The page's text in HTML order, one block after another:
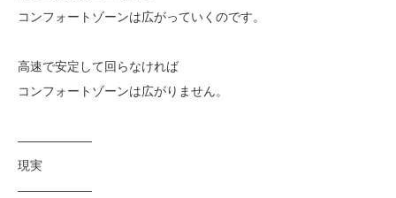
コンフォートゾーンは広がっていくのです。
高速で安定して回らなければ
コンフォートゾーンは広がりません。
——————
現実
——————